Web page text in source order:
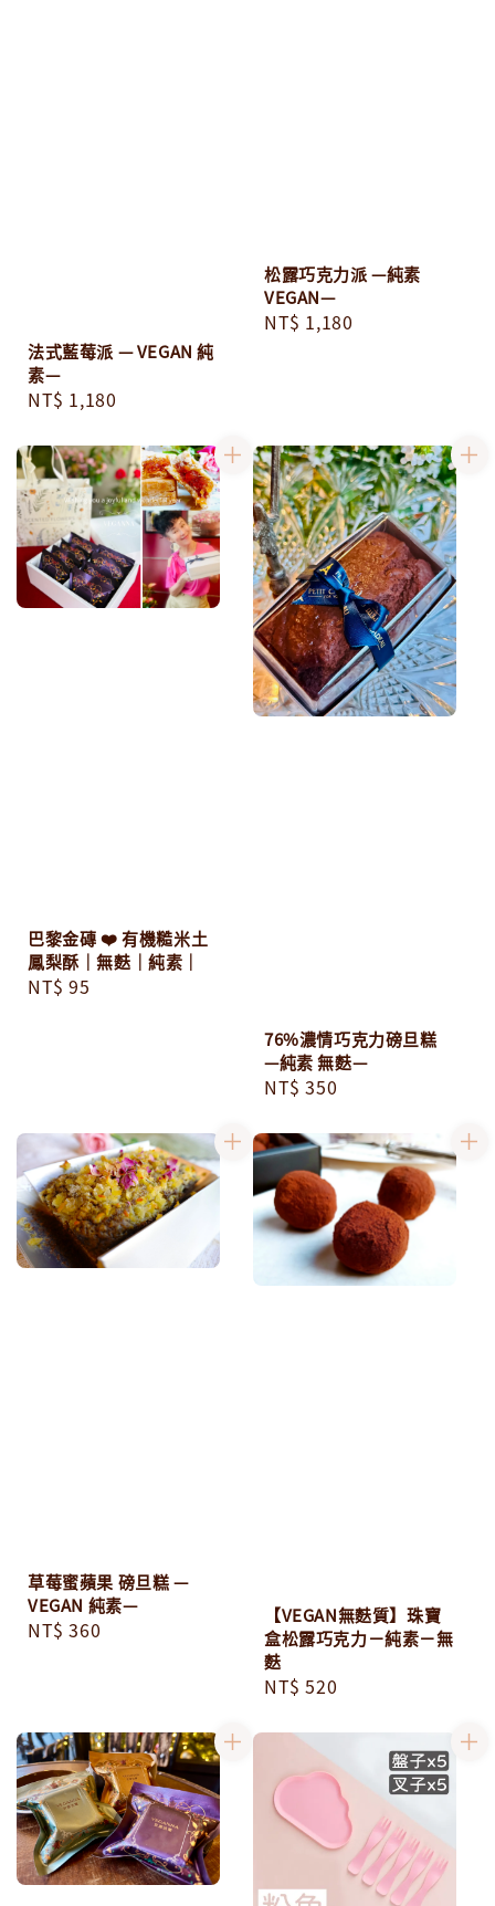
法式藍莓派 — VEGAN 純
素—
Regular
NT$ 1,180
松露巧克力派 —純素
VEGAN—
Regular
NT$ 1,180
巴黎金磚 ❤️ 有機糙米土
鳳梨酥｜無麩｜純素｜
Regular
NT$ 95
76%濃情巧克力磅旦糕
—純素 無麩—
Regular
NT$ 350
草莓蜜蘋果 磅旦糕 —
VEGAN 純素—
Regular
NT$ 360
【VEGAN無麩質】珠寶
盒松露巧克力－純素－無
麩
Regular
NT$ 520